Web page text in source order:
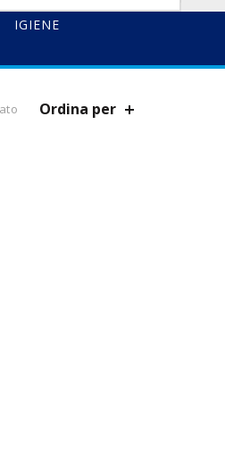
IGIENE
Ordina per